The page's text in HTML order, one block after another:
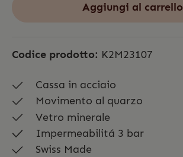
Aggiungi al carrello
Codice prodotto: K2M23107
Cassa in acciaio
Movimento al quarzo
Vetro minerale
Impermeabilitá 3 bar
Swiss Made